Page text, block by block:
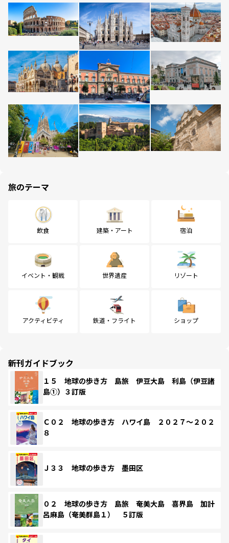
旅のテーマ
飲食 建築・アート 宿泊
イベント・観戦 世界遺産 リゾート
アクティビティ 鉄道・フライト ショップ
新刊ガイドブック
１５ 地球の歩き方 島旅 伊豆大島 利島（伊豆諸
島①）３訂版
Ｃ０２ 地球の歩き方 ハワイ島 ２０２７～２０２
８
Ｊ３３ 地球の歩き方 墨田区
０２ 地球の歩き方 島旅 奄美大島 喜界島 加計
呂麻島（奄美群島１） ５訂版